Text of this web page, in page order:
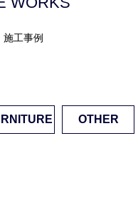
工事例
OTHER